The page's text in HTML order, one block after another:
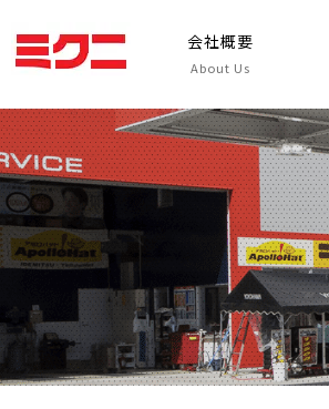
会社概要
About Us